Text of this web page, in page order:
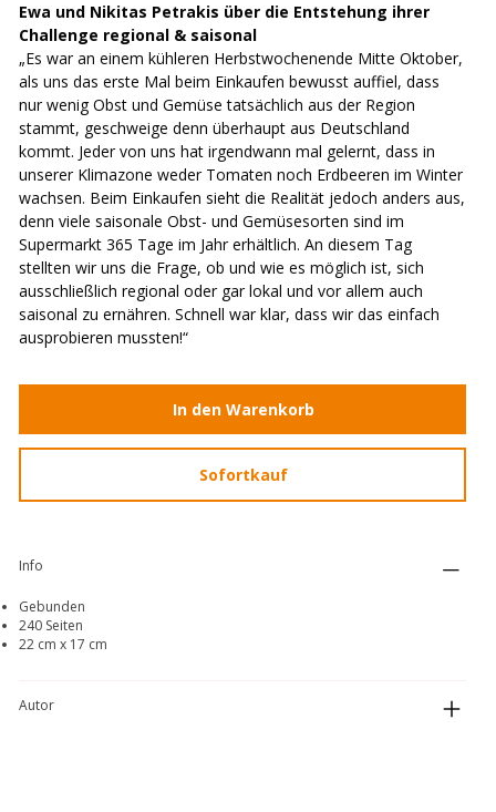
Ewa und Nikitas Petrakis über die Entstehung ihrer
Challenge regional & saisonal
„Es war an einem kühleren Herbstwochenende Mitte Oktober,
als uns das erste Mal beim Einkaufen bewusst auffiel, dass
nur wenig Obst und Gemüse tatsächlich aus der Region
stammt, geschweige denn überhaupt aus Deutschland
kommt. Jeder von uns hat irgendwann mal gelernt, dass in
unserer Klimazone weder Tomaten noch Erdbeeren im Winter
wachsen. Beim Einkaufen sieht die Realität jedoch anders aus,
denn viele saisonale Obst- und Gemüsesorten sind im
Supermarkt 365 Tage im Jahr erhältlich. An diesem Tag
stellten wir uns die Frage, ob und wie es möglich ist, sich
ausschließlich regional oder gar lokal und vor allem auch
saisonal zu ernähren. Schnell war klar, dass wir das einfach
ausprobieren mussten!“
In den Warenkorb
Sofortkauf
Info
Gebunden
240 Seiten
22 cm x 17 cm
Autor